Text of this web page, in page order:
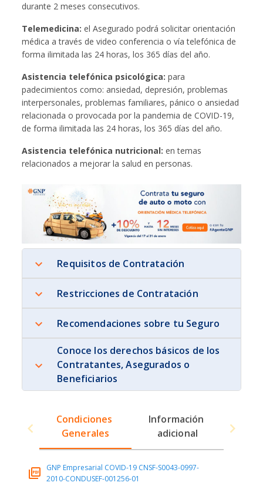
durante 2 meses consecutivos.
Telemedicina: el Asegurado podrá solicitar orientación
médica a través de video conferencia o vía telefónica de
forma ilimitada las 24 horas, los 365 días del año.
Asistencia telefónica psicológica:para
padecimientos como: ansiedad, depresión, problemas
interpersonales, problemas familiares, pánico o ansiedad
relacionada o provocada por la pandemia de COVID-19,
de forma ilimitada las 24 horas, los 365 días del año.
Asistencia telefónica nutricional: en temas
relacionados a mejorar la salud en personas.
Requisitos de Contratación
Restricciones de Contratación
Recomendaciones sobre tu Seguro
Conoce los derechos básicos de los
Contratantes, Asegurados o
Beneficiarios
Condiciones
Generales
Información
adicional
GNP Empresarial COVID-19 CNSF-S0043-0997-
2010-CONDUSEF-001256-01